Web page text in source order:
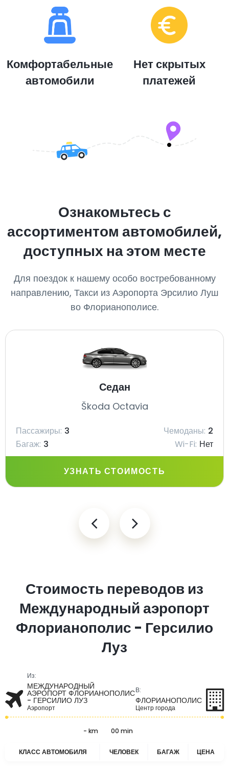
Комфортабельные
автомобили
Нет скрытых
платежей
Ознакомьтесь с
ассортиментом автомобилей,
доступных на этом месте
Для поездок к нашему особо востребованному
направлению, Такси из Аэропорта Эрсилио Луш
во Флорианополисе.
Седан
Škoda Octavia
Пассажиры: 3 Чемоданы: 2
Багаж: 3 Wi-Fi: Нет
УЗНАТЬ СТОИМОСТЬ
Стоимость переводов из
Международный аэропорт
Флорианополис - Герсилио
Луз
Из:
МЕЖДУНАРОДНЫЙ
АЭРОПОРТ ФЛОРИАНОПОЛИС
- ГЕРСИЛИО ЛУЗ
Аэропорт
В:
ФЛОРИАНОПОЛИС
Центр города
- km 00 min
КЛАСС АВТОМОБИЛЯ ЧЕЛОВЕК БАГАЖ ЦЕНА